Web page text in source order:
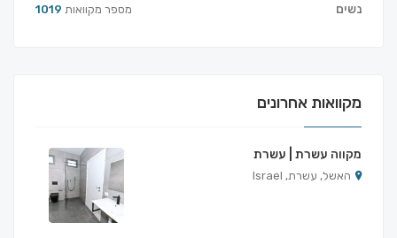
נשים 1019 מספר מקוואות
מקוואות אחרונים
מקווה עשרת | עשרת
האשל, עשרת, Israel